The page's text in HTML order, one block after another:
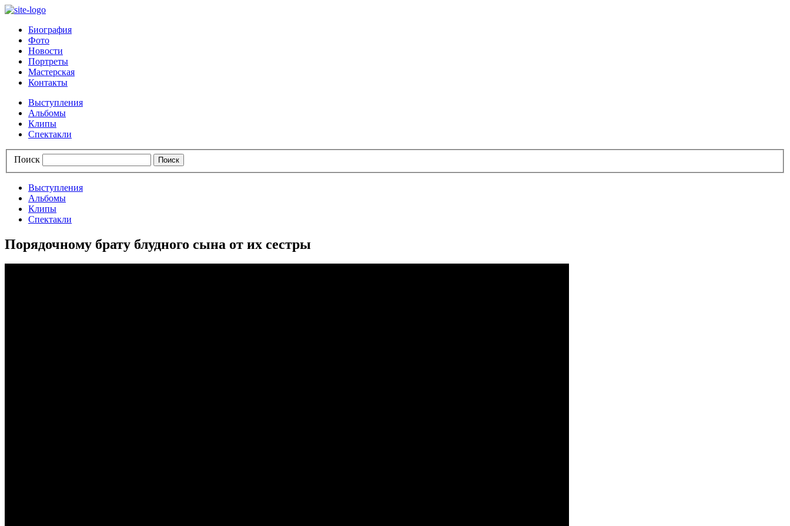
Биография
Фото
Новости
Портреты
Мастерская
Контакты
Выступления
Альбомы
Клипы
Спектакли
Поиск
Выступления
Альбомы
Клипы
Спектакли
Порядочному брату блудного сына от их сестры